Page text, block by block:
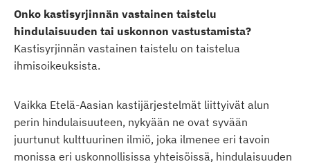
Onko kastisyrjinnän vastainen taistelu
hindulaisuuden tai uskonnon vastustamista?
Kastisyrjinnän vastainen taistelu on taistelua
ihmisoikeuksista.
Vaikka Etelä-Aasian kastijärjestelmät liittyivät alun
perin hindulaisuuteen, nykyään ne ovat syvään
juurtunut kulttuurinen ilmiö, joka ilmenee eri tavoin
monissa eri uskonnollisissa yhteisöissä, hindulaisuuden